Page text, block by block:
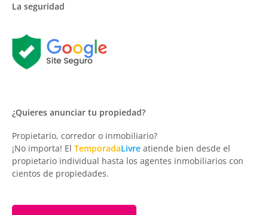
La seguridad
¿Quieres anunciar tu propiedad?
Propietario, corredor o inmobiliario?
¡No importa! El TemporadaLivre atiende bien desde el
propietario individual hasta los agentes inmobiliarios con
cientos de propiedades.